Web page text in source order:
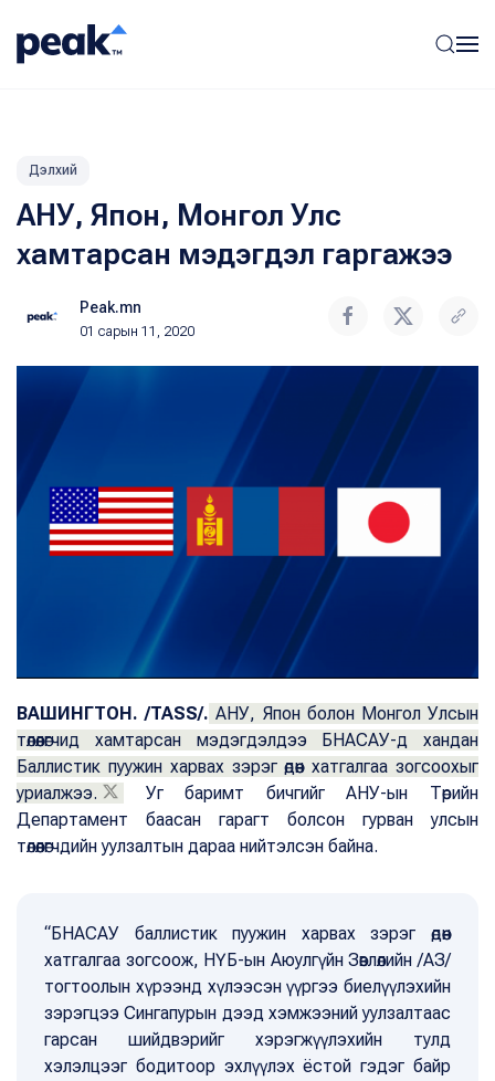
Дэлхий
АНУ, Япон, Монгол Улс
хамтарсан мэдэгдэл гаргажээ
Peak.mn
01 сарын 11, 2020
ВАШИНГТОН. /TASS/. АНУ, Япон болон Монгол Улсын
төлөөлөгчид хамтарсан мэдэгдэлдээ БНАСАУ-д хандан
Баллистик пуужин харвах зэрэг өдөөн хатгалгаа зогсоохыг
уриалжээ.
Уг баримт бичгийг АНУ-ын Төрийн
Департамент баасан гарагт болсон гурван улсын
төлөөлөгчдийн уулзалтын дараа нийтэлсэн байна.
“БНАСАУ баллистик пуужин харвах зэрэг өдөөн
хатгалгаа зогсоож, НҮБ-ын Аюулгүйн Зөвлөлийн /АЗ/
тогтоолын хүрээнд хүлээсэн үүргээ биелүүлэхийн
зэрэгцээ Сингапурын дээд хэмжээний уулзалтаас
гарсан шийдвэрийг хэрэгжүүлэхийн тулд
хэлэлцээг бодитоор эхлүүлэх ёстой гэдэг байр